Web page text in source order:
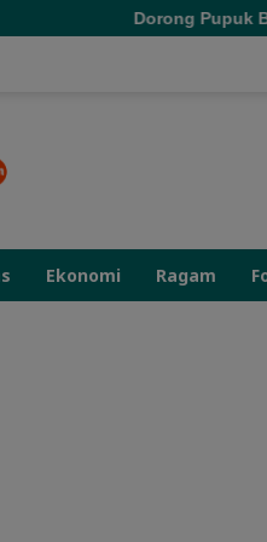
Dorong Pupuk Bersubsidi
Ekonomi Ragam